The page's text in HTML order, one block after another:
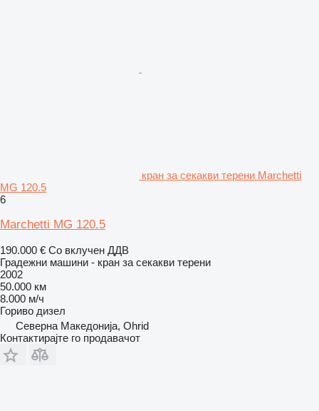
кран за секакви терени Marchetti
MG 120.5
6
Marchetti MG 120.5
190.000 € Со вклучен ДДВ
Градежни машини - кран за секакви терени
2002
50.000 км
8.000 м/ч
Гориво дизел
Северна Македонија, Ohrid
Контактирајте го продавачот